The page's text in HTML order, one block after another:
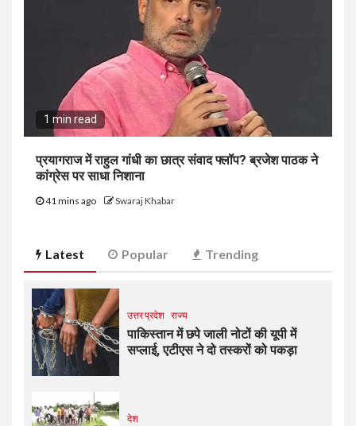
1 min read
प्रयागराज में राहुल गांधी का छात्र संवाद फ्लॉप? ब्रजेश पाठक ने
कांग्रेस पर साधा निशाना
41 mins ago Swaraj Khabar
Latest Popular Trending
उत्तर प्रदेश राज्य
पाकिस्तान में छपे जाली नोटों की यूपी में
सप्लाई, एटीएस ने दो तस्करों को पकड़ा
देश